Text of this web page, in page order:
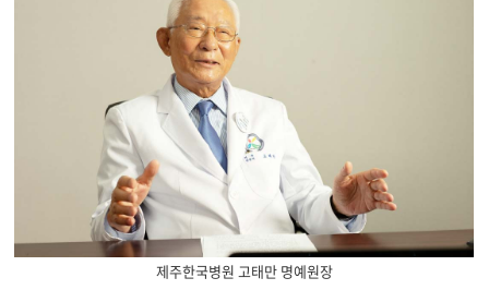
제주한국병원 고태만 명예원장